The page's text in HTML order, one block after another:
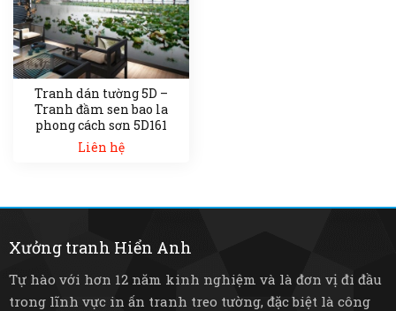
Tranh dán tường 5D –
Tranh đầm sen bao la
phong cách sơn 5D161
Liên hệ
Xưởng tranh Hiển Anh
Tự hào với hơn 12 năm kinh nghiệm và là đơn vị đi đầu
trong lĩnh vực in ấn tranh treo tường, đặc biệt là công